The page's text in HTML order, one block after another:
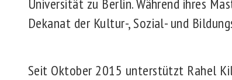
Universität zu Berlin. Während ihres
Dekanat der Kultur-, Sozial- und
Seit Oktober 2015 unterstützt Rahel